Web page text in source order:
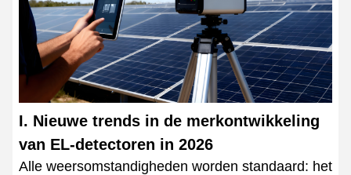
I. Nieuwe trends in de merkontwikkeling
van EL-detectoren in 2026
Alle weersomstandigheden worden standaard: het